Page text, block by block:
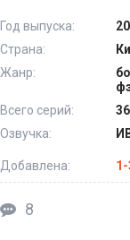
Год выпуска:
Страна:
Жанр:
Всего серий:
Озвучка:
Добавлена:
8